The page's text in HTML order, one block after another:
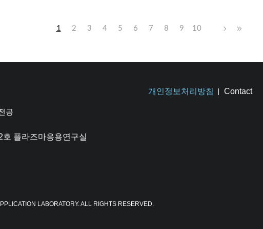
1 2 3 4 5 6 7 8 9 10
공
개인정보처리방침 Contact
플라즈마응용연구실
LABORATORY. ALL RIGHTS RESERVED.